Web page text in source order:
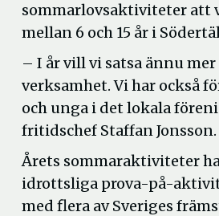
sommarlovsaktiviteter att
mellan 6 och 15 år i
– I år vill vi satsa ännu
verksamhet. Vi har också
och unga i det lokala
fritidschef Staffan Jonsson.
Årets sommaraktiviteter
idrottsliga prova-på-
med flera av Sveriges